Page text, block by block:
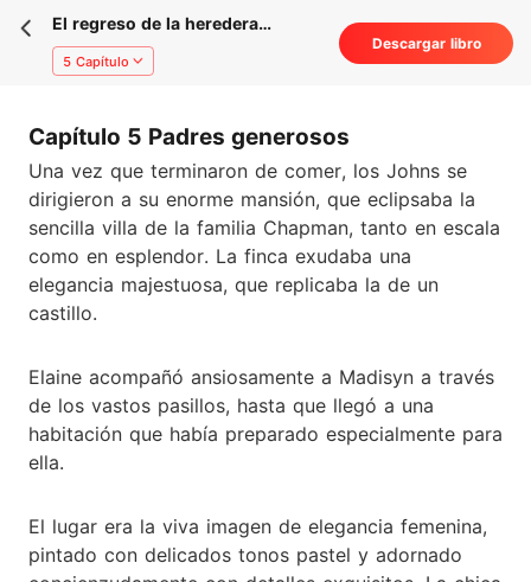
El regreso de la heredera
adorada
5 Capítulo
Descargar libro
Capítulo 5 Padres generosos
Una vez que terminaron de comer, los Johns se
dirigieron a su enorme mansión, que eclipsaba la
sencilla villa de la familia Chapman, tanto en escala
como en esplendor. La finca exudaba una
elegancia majestuosa, que replicaba la de un
castillo.
Elaine acompañó ansiosamente a Madisyn a través
de los vastos pasillos, hasta que llegó a una
habitación que había preparado especialmente para
ella.
El lugar era la viva imagen de elegancia femenina,
pintado con delicados tonos pastel y adornado